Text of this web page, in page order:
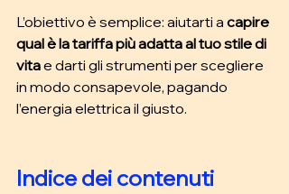
L’obiettivo è semplice: aiutarti a capire
qual è la tariffa più adatta al tuo stile di
vita e darti gli strumenti per scegliere
in modo consapevole, pagando
l’energia elettrica il giusto.
Indice dei contenuti